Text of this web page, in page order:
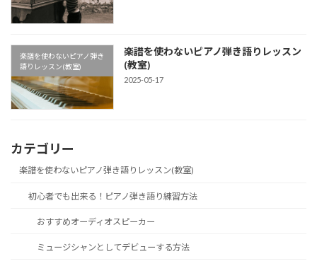
楽譜を使わないピアノ弾き
語りレッスン(教室)
楽譜を使わないピアノ弾き語りレッスン
(教室)
2025-05-17
カテゴリー
楽譜を使わないピアノ弾き語りレッスン(教室)
初心者でも出来る！ピアノ弾き語り練習方法
おすすめオーディオスピーカー
ミュージシャンとしてデビューする方法